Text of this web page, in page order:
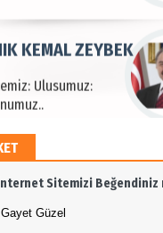
Ulusumuz:
KEMAL ZEYBEK
12 Eylül..
TAŞDEMİR
Sitemizi Beğendiniz
Gayet Güzel